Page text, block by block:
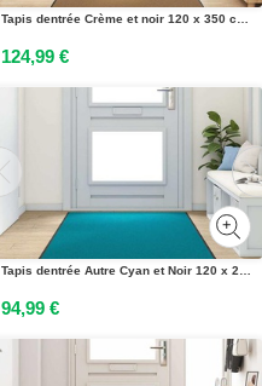
Tapis dentrée Crème et noir 120 x 350 cm Polyamide et PVC
124,99 €
Tapis dentrée Autre Cyan et Noir 120 x 250 cm Polyamide et PVC
94,99 €